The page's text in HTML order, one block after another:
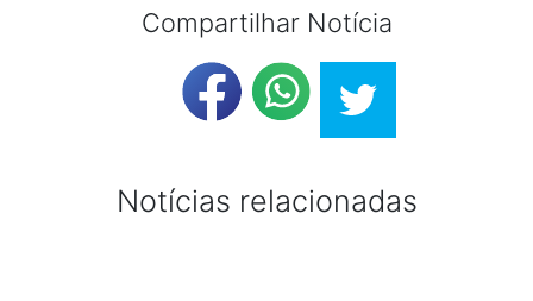
Compartilhar Notícia
Notícias relacionadas